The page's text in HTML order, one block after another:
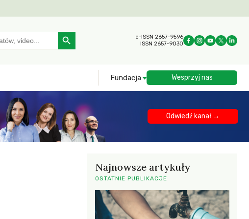
Search Button
e-ISSN 2657-9596
ISSN 2657-9030
Fundacja Wesprzyj nas
Odwiedź kanał →
Najnowsze artykuły
OSTATNIE PUBLIKACJE